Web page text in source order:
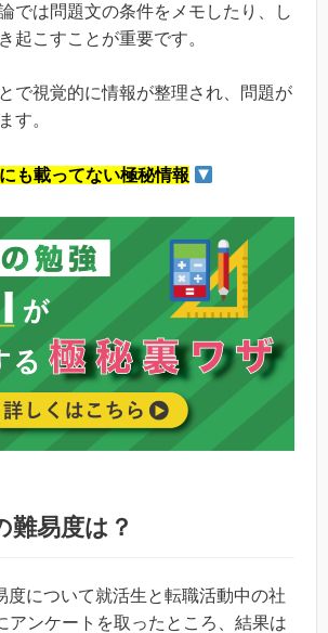
では問題文の条件をメモしたり、し
起こすことが重要です。
で視覚的に情報が整理され、問題が
す。
も載ってない極秘情報
難易度は？
度について就活生と転職活動中の社
アンケートを取ったところ、結果は